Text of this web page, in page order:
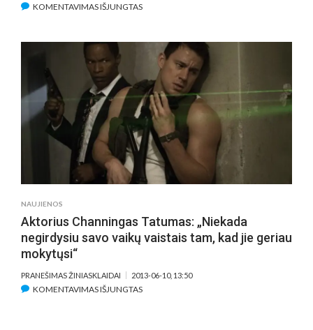
KOMENTAVIMAS IŠJUNGTASĮRAŠE
TARPTAUTINĖ
TOMO
SMULKIO
FILMO
„ROJAUS
BEIEŠKANT“
PREMJERA
NAUJIENOS
Aktorius Channingas Tatumas: „Niekada
negirdysiu savo vaikų vaistais tam, kad jie geriau
mokytųsi“
PRANEŠIMAS ŽINIASKLAIDAI 2013-06-10, 13:50
KOMENTAVIMAS IŠJUNGTASĮRAŠE